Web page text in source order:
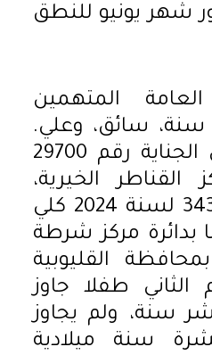
شهر يونيو للنطق
العامة المتهمين
مصطفى. ب، 35 سنة، سائق، وعلي.
س، 16 سنة، في الجناية رقم 29700
مركز القناطر الخيرية،
والمقيدة برقم 3436 لسنة 2024 كلي
بدائرة مركز شرطة
القليوبية
طفلا جاوز
سنة، ولم يجاوز
سنة ميلادية